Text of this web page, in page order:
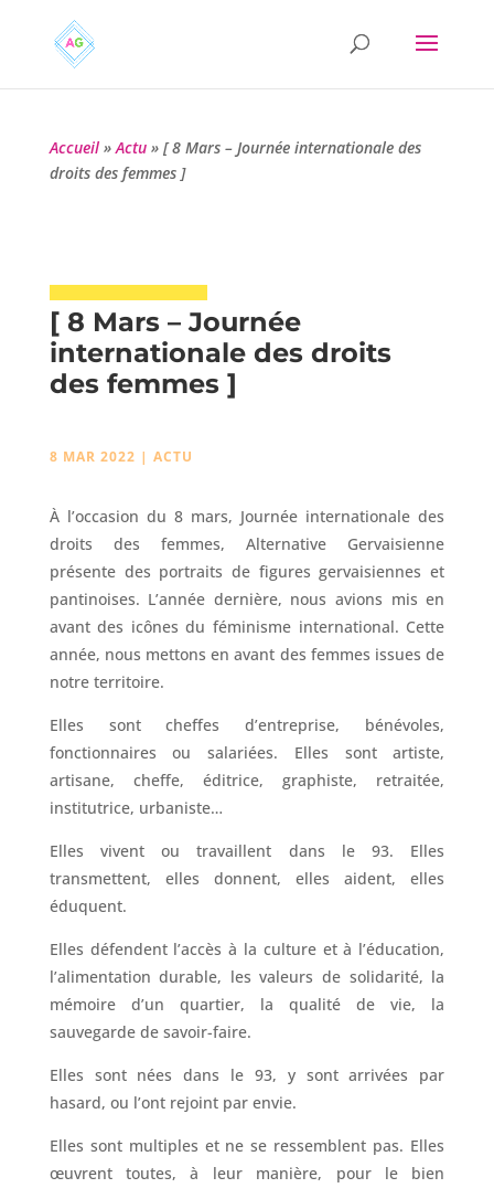
Accueil»Actu» [ 8 Mars – Journée internationale des
droits des femmes ]
[ 8 Mars – Journée
internationale des droits
des femmes ]
8 MAR 2022 | ACTU
À l’occasion du 8 mars, Journée internationale des
droits des femmes, Alternative Gervaisienne
présente des portraits de figures gervaisiennes et
pantinoises. L’année dernière, nous avions mis en
avant des icônes du féminisme international. Cette
année, nous mettons en avant des femmes issues de
notre territoire.
Elles sont cheffes d’entreprise, bénévoles,
fonctionnaires ou salariées. Elles sont artiste,
artisane, cheffe, éditrice, graphiste, retraitée,
institutrice, urbaniste…
Elles vivent ou travaillent dans le 93. Elles
transmettent, elles donnent, elles aident, elles
éduquent.
Elles défendent l’accès à la culture et à l’éducation,
l’alimentation durable, les valeurs de solidarité, la
mémoire d’un quartier, la qualité de vie, la
sauvegarde de savoir-faire.
Elles sont nées dans le 93, y sont arrivées par
hasard, ou l’ont rejoint par envie.
Elles sont multiples et ne se ressemblent pas. Elles
œuvrent toutes, à leur manière, pour le bien